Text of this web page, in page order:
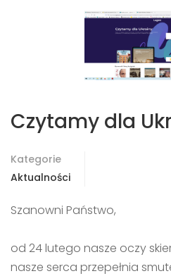
Czytamy dla
Kategorie
Aktualności
Szanowni Państwo,
od 24 lutego nasze oczy
nasze serca przepełnia